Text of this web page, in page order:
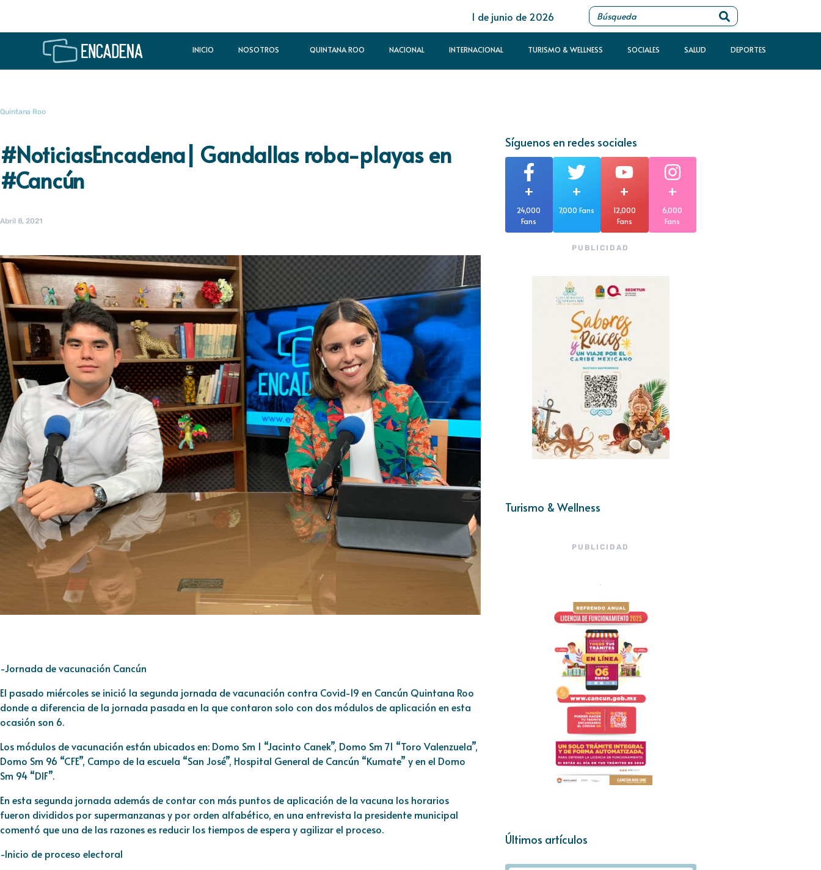
1 de junio de 2026
INICIO NOSOTROS QUINTANA ROO NACIONAL INTERNACIONAL TURISMO & WELLNESS SOCIALES SALUD DEPORTES
Quintana Roo
#NoticiasEncadena| Gandallas roba-playas en
#Cancún
Abril 8, 2021
-Jornada de vacunación Cancún
El pasado miércoles se inició la segunda jornada de vacunación contra Covid-19 en Cancún Quintana Roo
donde a diferencia de la jornada pasada en la que contaron solo con dos módulos de aplicación en esta
ocasión son 6.
Los módulos de vacunación están ubicados en: Domo Sm 1 “Jacinto Canek”, Domo Sm 71 “Toro Valenzuela”,
Domo Sm 96 “CFE”, Campo de la escuela “San José”, Hospital General de Cancún “Kumate” y en el Domo
Sm 94 “DIF”.
En esta segunda jornada además de contar con más puntos de aplicación de la vacuna los horarios
fueron divididos por supermanzanas y por orden alfabético, en una entrevista la presidente municipal
comentó que una de las razones es reducir los tiempos de espera y agilizar el proceso.
-Inicio de proceso electoral
Síguenos en redes sociales
+
24,000
Fans
+
7,000 Fans
+
12,000
Fans
+
6,000
Fans
PUBLICIDAD
Turismo & Wellness
PUBLICIDAD
Últimos artículos